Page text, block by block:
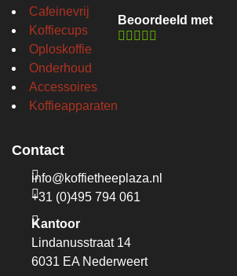
Cafeinevrij
Koffiecups
Oploskoffie
Onderhoud
Accessoires
Koffieapparaten
Beoordeeld met
Contact
info@koffietheeplaza.nl
+31 (0)495 794 061
Kantoor
Lindanusstraat 14
6031 EA Nederweert